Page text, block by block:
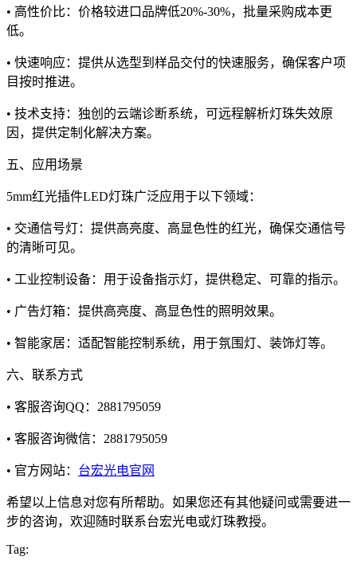
• 高性价比：价格较进口品牌低20%-30%，批量采购成本更
低。
• 快速响应：提供从选型到样品交付的快速服务，确保客户项
目按时推进。
• 技术支持：独创的云端诊断系统，可远程解析灯珠失效原
因，提供定制化解决方案。
五、应用场景
5mm红光插件LED灯珠广泛应用于以下领域：
• 交通信号灯：提供高亮度、高显色性的红光，确保交通信号
的清晰可见。
• 工业控制设备：用于设备指示灯，提供稳定、可靠的指示。
• 广告灯箱：提供高亮度、高显色性的照明效果。
• 智能家居：适配智能控制系统，用于氛围灯、装饰灯等。
六、联系方式
• 客服咨询QQ：2881795059
• 客服咨询微信：2881795059
• 官方网站： 台宏光电官网
希望以上信息对您有所帮助。如果您还有其他疑问或需要进一
步的咨询，欢迎随时联系台宏光电或灯珠教授。
Tag: